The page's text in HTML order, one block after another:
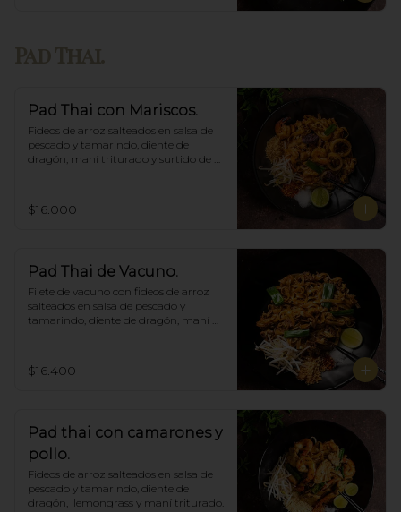
Pad Thai con Mariscos.
Fideos de arroz salteados en salsa de
pescado y tamarindo, diente de
dragón, maní triturado y surtido de
$16.000
Pad Thai de Vacuno.
Filete de vacuno con fideos de arroz
salteados en salsa de pescado y
tamarindo, diente de dragón, maní
$16.400
Pad thai con camarones y
pollo.
Fideos de arroz salteados en salsa de
pescado y tamarindo, diente de
dragón,  lemongrass y maní triturado.